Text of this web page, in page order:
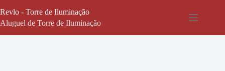
para
o
Revlo - Torre de Iluminação
Aluguel de Torre de Iluminação